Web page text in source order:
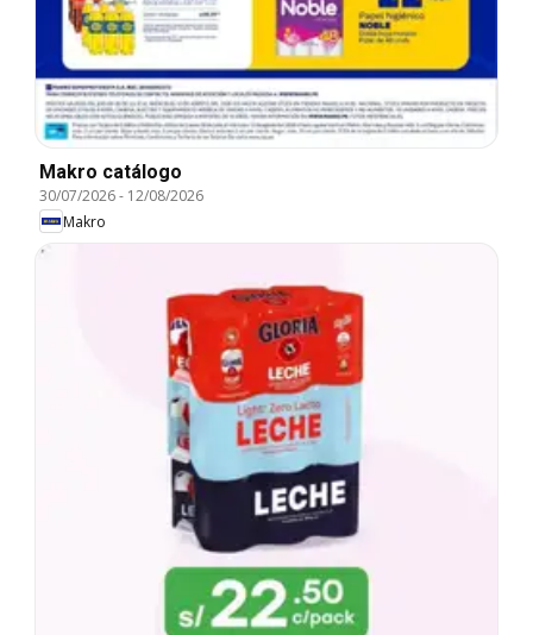
Makro catálogo
30/07/2026- 12/08/2026
Makro